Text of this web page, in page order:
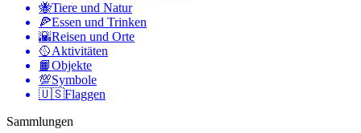
🐝Tiere und Natur
🍕Essen und Trinken
🌇Reisen und Orte
🥎Aktivitäten
📙Objekte
💯Symbole
🇺🇸Flaggen
Sammlungen